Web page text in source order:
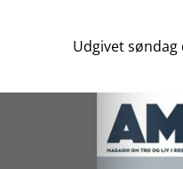
Udgivet søndag